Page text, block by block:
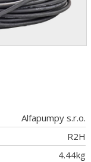
Alfapumpy s.r.o.
R2H
4.44kg